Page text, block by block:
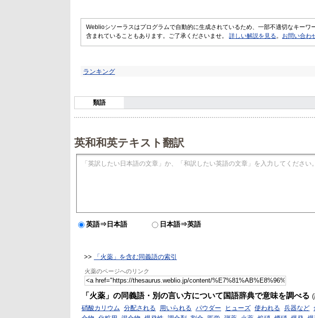
Weblioシソーラスはプログラムで自動的に生成されているため、一部不適切なキーワ
含まれていることもあります。ご了承くださいませ。 詳しい解説を見る 。 お問い合わ
ランキング
類語
英和和英テキスト翻訳
英語⇒日本語 日本語⇒英語
>> 「火薬」を含む同義語の索引
火薬のページへのリンク
「火薬」の同義語・別の言い方について国語辞典で意味を調べる
硝酸カリウム 分配される 用いられる パウダー ヒューズ 使われる 兵器など